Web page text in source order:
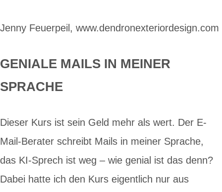
Jenny Feuerpeil, www.dendronexteriordesign.com
GENIALE MAILS IN MEINER
SPRACHE
Dieser Kurs ist sein Geld mehr als wert. Der E-
Mail-Berater schreibt Mails in meiner Sprache,
das KI-Sprech ist weg – wie genial ist das denn?
Dabei hatte ich den Kurs eigentlich nur aus